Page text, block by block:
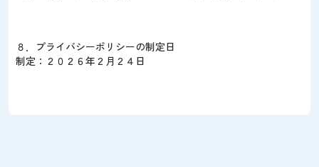
８．プライバシーポリシーの制定日
制定：２０２６年２月２４日